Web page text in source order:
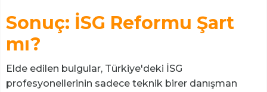
Sonuç: İSG Reformu Şart
mı?
Elde edilen bulgular, Türkiye'deki İSG
profesyonellerinin sadece teknik birer danışman